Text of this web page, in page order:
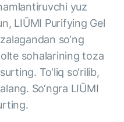
yuz
LIŪMI Purifying Gel
so‘ng
sohalarining toza
To‘liq so‘rilib,
So‘ngra LIŪMI